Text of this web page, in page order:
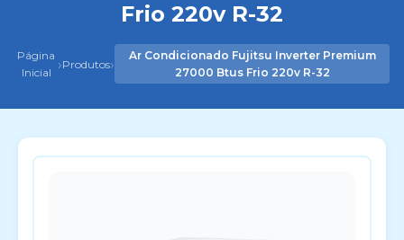
Frio 220v R-32
Página
Inicial ›Produtos›
Ar Condicionado Fujitsu Inverter Premium
27000 Btus Frio 220v R-32